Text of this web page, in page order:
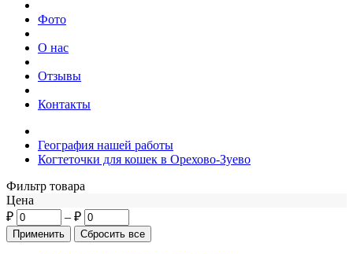
Фото
О нас
Отзывы
Контакты
География нашей работы
Когтеточки для кошек в Орехово-Зуево
Фильтр товара
Цена
₽
– ₽